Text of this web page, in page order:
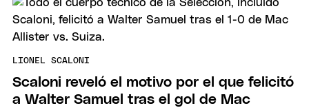
LIONEL SCALONI
Scaloni reveló el motivo por el que felicitó
a Walter Samuel tras el gol de Mac